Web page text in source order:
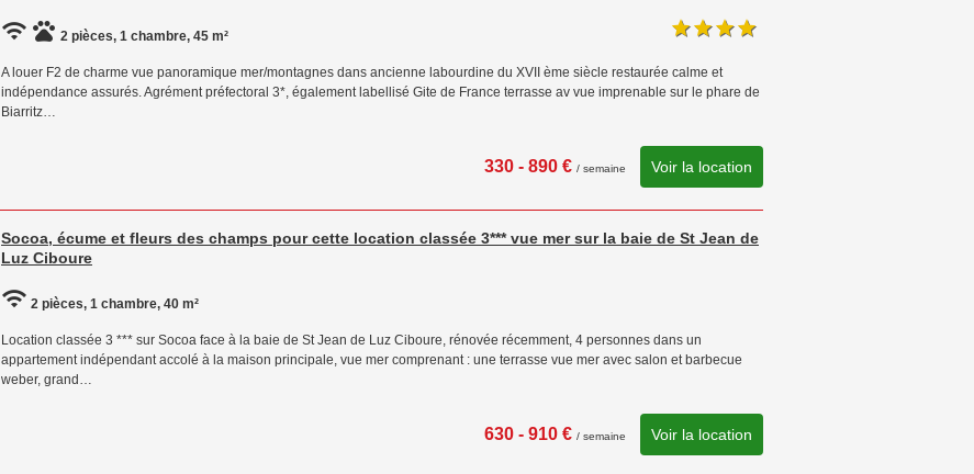
2 pièces, 1 chambre, 45 m²
A louer F2 de charme vue panoramique mer/montagnes dans ancienne labourdine du XVII ème siècle restaurée calme et
indépendance assurés. Agrément préfectoral 3*, également labellisé Gite de France terrasse av vue imprenable sur le phare de
Biarritz…
330 - 890 € / semaine Voir la location
Socoa, écume et fleurs des champs pour cette location classée 3*** vue mer sur la baie de St Jean de
Luz Ciboure
2 pièces, 1 chambre, 40 m²
Location classée 3 *** sur Socoa face à la baie de St Jean de Luz Ciboure, rénovée récemment, 4 personnes dans un
appartement indépendant accolé à la maison principale, vue mer comprenant : une terrasse vue mer avec salon et barbecue
weber, grand…
630 - 910 € / semaine Voir la location